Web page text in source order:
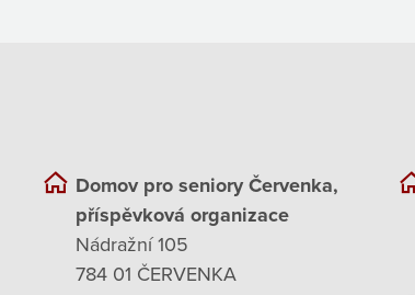
Domov pro seniory Červenka,
příspěvková organizace
Nádražní 105
784 01 ČERVENKA